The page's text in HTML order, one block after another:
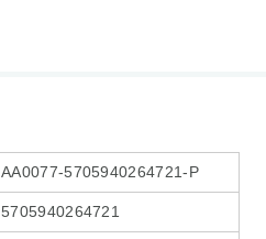
AA0077-5705940264721-P
5705940264721